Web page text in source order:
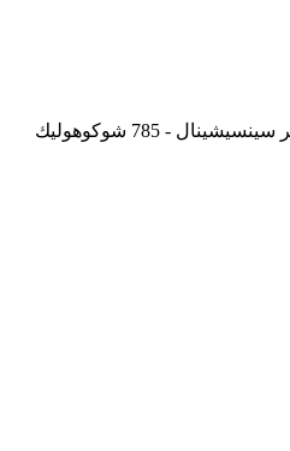
- 785 شوكوهوليك